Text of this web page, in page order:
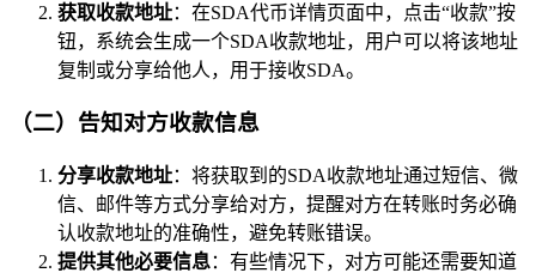
获取收款地址：在SDA代币详情页面中，点击“收款”按
钮，系统会生成一个SDA收款地址，用户可以将该地址
复制或分享给他人，用于接收SDA。
（二）告知对方收款信息
分享收款地址：将获取到的SDA收款地址通过短信、微
信、邮件等方式分享给对方，提醒对方在转账时务必确
认收款地址的准确性，避免转账错误。
提供其他必要信息：有些情况下，对方可能还需要知道